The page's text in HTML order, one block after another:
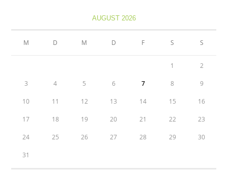
AUGUST 2026
M D M D F S S
1 2
3 4 5 6 7 8 9
10 11 12 13 14 15 16
17 18 19 20 21 22 23
24 25 26 27 28 29 30
31